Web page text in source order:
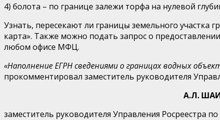
4) болота – по границе залежи торфа на нулевой
Узнать, пересекают ли границы земельного участка
карта». Также можно подать запрос о
любом офисе МФЦ.
«Наполнение ЕГРН сведениями о границах водных
прокомментировал заместитель руководителя
А.Л.
заместитель руководителя Управления Росреестра